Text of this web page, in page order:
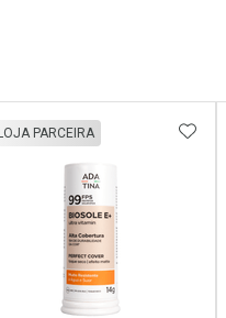
AOS FAVORITOS
LOJA PARCEIRA